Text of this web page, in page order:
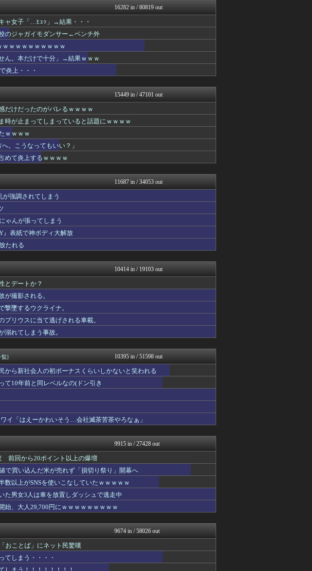
mashlife通信
ネギ速
は元気・・・
た」←アニメの当てつけ...
】
坂道情報通～乃木坂46まと...
うけど無理です」→断っ...
移 「当たれば一攫...
おうち速報
公務員試験に合格とは書...
U-1 NEWS.
「グエン」さんだっ...
政経ワロスまとめニュース♪
よなｗｗｗ
パチンコ・パチスロ.com
いんだ」と泣かれた。な...
修羅場ライフ速報
わんこーる速報！
果、好き嫌い5位にw...
んでしまう⇒(動画あ...
うことが陽キャの条件...
田大地と同僚に
ネギ速
の子の親が警察に「子...
修羅の華-家庭・生活まとめ
仕事ｗｗｗｗ
いたしん！
〟理由で炎上ｗｗｗ
きました。悔しくても...
る。
ウマ娘まとめ速報うまろぐ
気団談
き誠に...
戯』PS5版が8/2...
PlaySphere | ...
ちの子として育てて」...
修羅場ハザード -復讐・D...
反応良っ！！女心掴みま...
漫画まとめ速報
絶たない「誤給油...
点タイムリー！浦...
込む？笑」
ネギ速
まとめロッテ！
った
同じスコアにwww...
サカサカ10【サッカーまと...
ｗwwww
バズッター速報
ャラだったの…？
ゲーム魔人
外国人審判に性接待疑...
反日愚国 恨寓瘻
を選びリードを3点に...
なんじぇいスタジアム＠なん...
括する人物」も含まれ...
料でプレゼン...
理想ちゃんねる
ダンサー←ベンチ外
VIPPER速報
ーズVer.）」ア...
謝」「このチームは呪...
海外の反応スポーツ
NEWSぽけまとめーる
ネギ速
16282 in / 80819 out
ャ女子「…ﾋｭｯ」→結果・・・
のジャガイモダンサー←ベンチ外
ｗｗｗｗｗｗｗｗｗｗ
ん。本だけで十分」→結果ｗｗｗ
炎上・・・
15449 in / 47101 out
だけだったのがバレるｗｗｗｗ
時が止まってしまっていると話題にｗｗｗｗ
ｗｗｗｗ
。こうなってもいい？」
めて炎上するｗｗｗｗ
11687 in / 34053 out
が強調されてしまう
ゃんが張ってしまう
』表紙で神ボディ大解放
たれる
10414 in / 19103 out
とデートか？
が撮影される。
撃墜するウクライナ。
プリウスに当て逃げされる車載。
溺れてしまう事故。
覧] 10395 in / 51598 out
から新社会人の初ボーナスくらいしかないと笑われる
て10年前と同レベルなの(ドン引き
イ「はえーかわいそう…会社滅茶苦茶やろなぁ」
9915 in / 27428 out
前回から20ポイント以上の爆増
で買い込んだ米が売れず「損切り祭り」開幕へ
数以上がSNSを使いこなしていたｗｗｗｗｗ
た男女3人は車を放置しダッシュで逃走中
始、大人29,700円にｗｗｗｗｗｗｗｗｗ
9674 in / 58026 out
おことば」にネット民驚嘆
てしまう・・・・